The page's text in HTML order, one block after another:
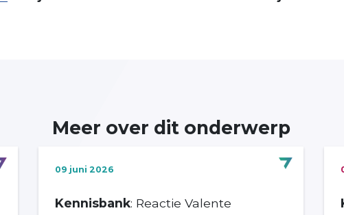
Meer over dit onderwerp
09 juni 2026
Kennisbank: Reactie Valente